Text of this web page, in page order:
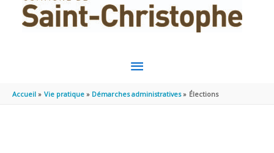
MENU
PRINCIPAL
Accueil Vie pratique Démarches administratives Élections